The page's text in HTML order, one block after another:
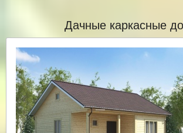
Дачные каркасные